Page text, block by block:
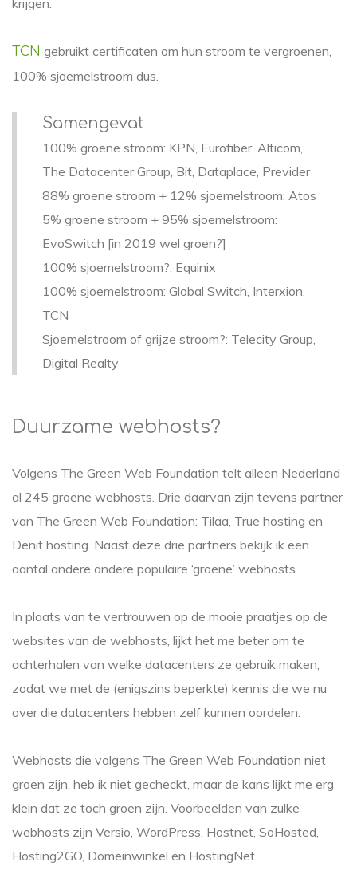
krijgen.
TCN gebruikt certificaten om hun stroom te vergroenen,
100% sjoemelstroom dus.
Samengevat
100% groene stroom: KPN, Eurofiber, Alticom,
The Datacenter Group, Bit, Dataplace, Previder
88% groene stroom + 12% sjoemelstroom: Atos
5% groene stroom + 95% sjoemelstroom:
EvoSwitch [in 2019 wel groen?]
100% sjoemelstroom?: Equinix
100% sjoemelstroom: Global Switch, Interxion,
TCN
Sjoemelstroom of grijze stroom?: Telecity Group,
Digital Realty
Duurzame webhosts?
Volgens The Green Web Foundation telt alleen Nederland
al 245 groene webhosts. Drie daarvan zijn tevens partner
van The Green Web Foundation: Tilaa, True hosting en
Denit hosting. Naast deze drie partners bekijk ik een
aantal andere andere populaire ‘groene’ webhosts.
In plaats van te vertrouwen op de mooie praatjes op de
websites van de webhosts, lijkt het me beter om te
achterhalen van welke datacenters ze gebruik maken,
zodat we met de (enigszins beperkte) kennis die we nu
over die datacenters hebben zelf kunnen oordelen.
Webhosts die volgens The Green Web Foundation niet
groen zijn, heb ik niet gecheckt, maar de kans lijkt me erg
klein dat ze toch groen zijn. Voorbeelden van zulke
webhosts zijn Versio, WordPress, Hostnet, SoHosted,
Hosting2GO, Domeinwinkel en HostingNet.